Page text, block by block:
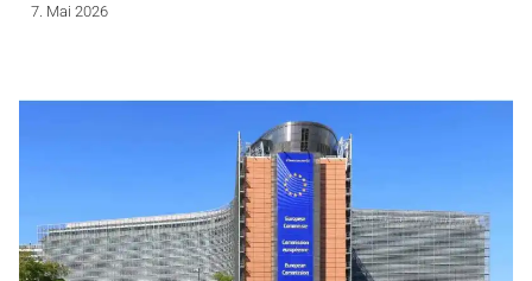
7. Mai 2026